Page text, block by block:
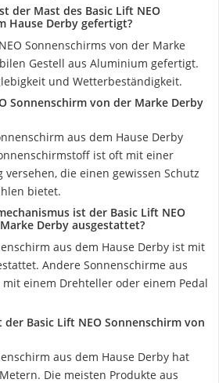
der Mast des Basic Lift NEO
Hause Derby gefertigt?
Sonnenschirms von der Marke
Gestell aus Aluminium gefertigt.
und Wetterbeständigkeit.
Sonnenschirm von der Marke Derby
aus dem Hause Derby
ist oft mit einer
die einen gewissen Schutz
bietet.
ist der Basic Lift NEO
Derby ausgestattet?
aus dem Hause Derby ist mit
Andere Sonnenschirme aus
einem Drehteller oder einem Pedal
Basic Lift NEO Sonnenschirm von
aus dem Hause Derby hat
Die meisten Produkte aus